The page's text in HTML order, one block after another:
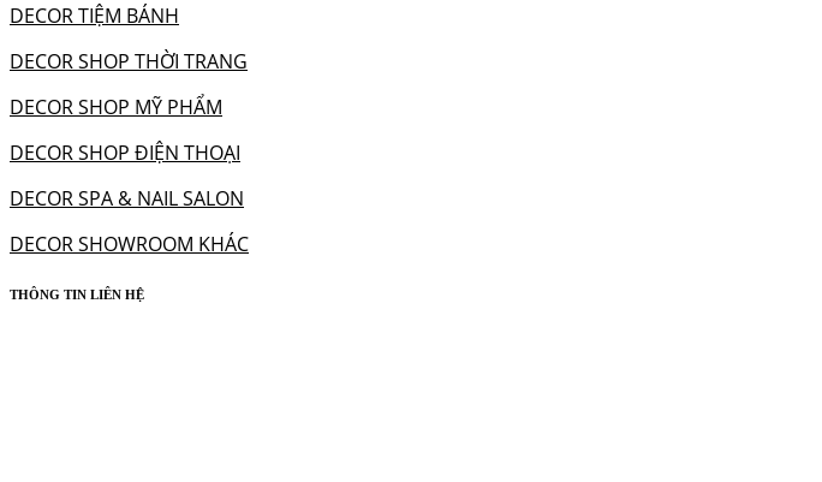
DECOR TIỆM BÁNH
DECOR SHOP THỜI TRANG
DECOR SHOP MỸ PHẨM
DECOR SHOP ĐIỆN THOẠI
DECOR SPA & NAIL SALON
DECOR SHOWROOM KHÁC
THÔNG TIN LIÊN HỆ